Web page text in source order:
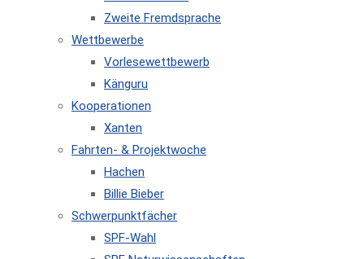
Zweite Fremdsprache
Wettbewerbe
Vorlesewettbewerb
Känguru
Kooperationen
Xanten
Fahrten- & Projektwoche
Hachen
Billie Bieber
Schwerpunktfächer
SPF-Wahl